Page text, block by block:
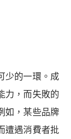
少的一環。成
力，而失敗的
如，某些品牌
遭遇消費者批